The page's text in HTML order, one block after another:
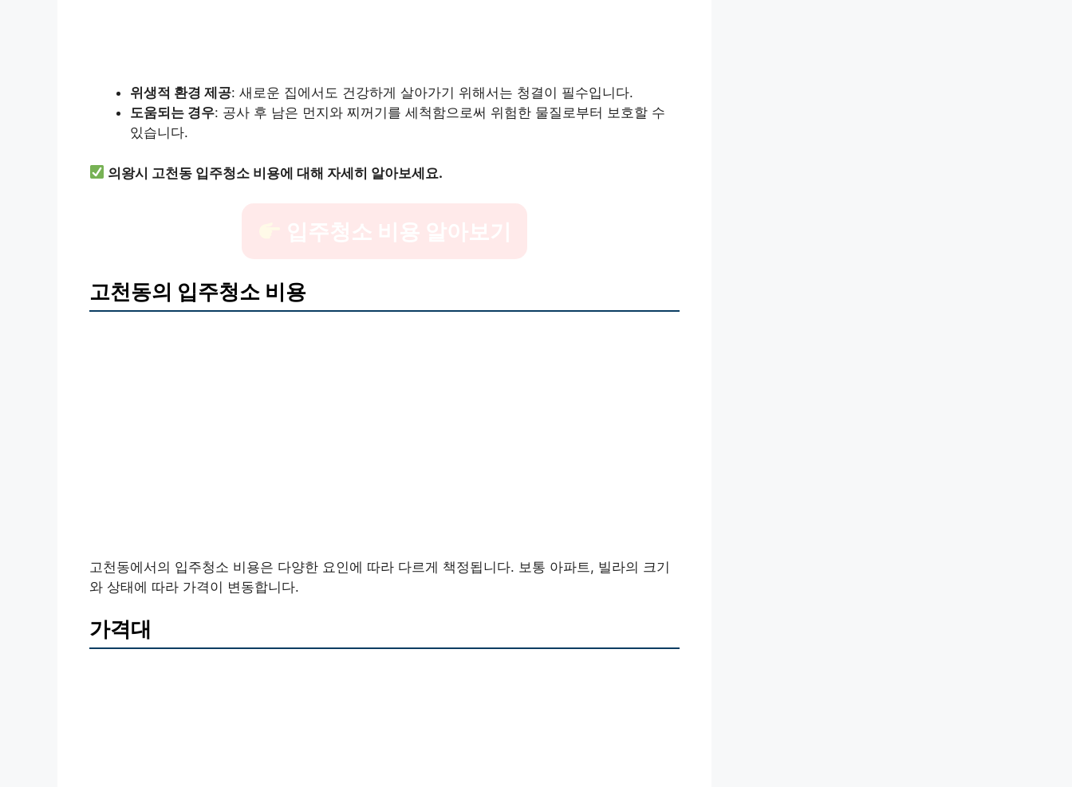
위생적 환경 제공: 새로운 집에서도 건강하게 살아가기 위해서는 청결이 필수입니다.
도움되는 경우: 공사 후 남은 먼지와 찌꺼기를 세척함으로써 위험한 물질로부터 보호할 수
있습니다.
의왕시 고천동 입주청소 비용에 대해 자세히 알아보세요.
고천동의 입주청소 비용
고천동에서의 입주청소 비용은 다양한 요인에 따라 다르게 책정됩니다. 보통 아파트, 빌라의 크기
와 상태에 따라 가격이 변동합니다.
가격대